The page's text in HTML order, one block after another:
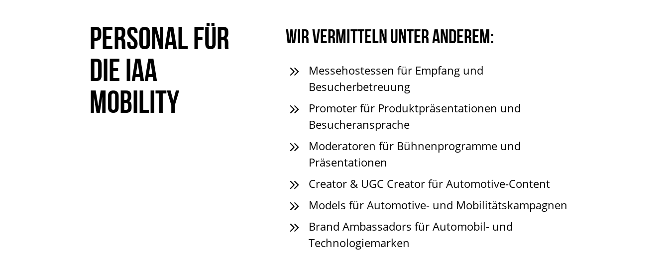
PERSONAL FÜR
DIE IAA
MOBILITY
Wir vermitteln unter anderem:
Messehostessen für Empfang und
Besucherbetreuung
Promoterfür Produktpräsentationen und
Besucheransprache
Moderatoren für Bühnenprogramme und
Präsentationen
Creator& UGC Creator für Automotive-Content
Models für Automotive- und Mobilitätskampagnen
Brand Ambassadors für Automobil- und
Technologiemarken